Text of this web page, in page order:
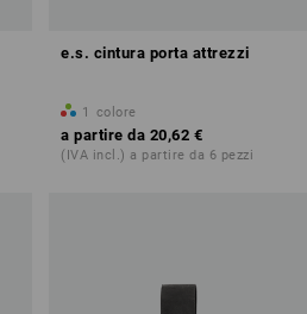
e.s. cintura porta attrezzi
1 colore
a partire da 20,62 €
(IVA incl.) a partire da 6 pezzi